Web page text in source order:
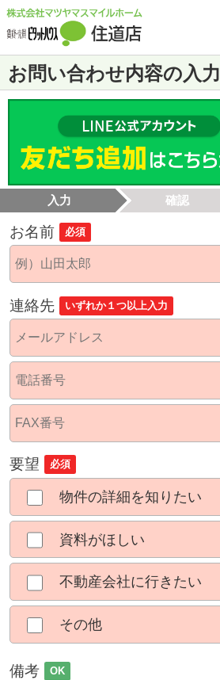
お問い合わせ内容の入力
入力 確認
お名前 必須
連絡先 いずれか１つ以上入力
要望 必須
物件の詳細を知りたい
資料がほしい
不動産会社に行きたい
その他
備考 OK